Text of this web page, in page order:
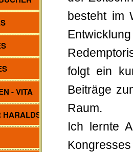
- VITA
besteht im
folgt ein
Beiträge
Raum.
Ich lernte